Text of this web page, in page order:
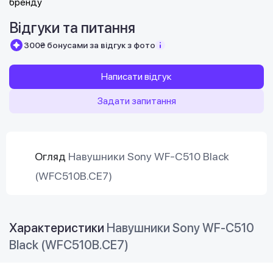
Відгуки та питання
300₴ бонусами за відгук з фото
Написати відгук
Задати запитання
Огляд Навушники Sony WF-C510 Black
(WFC510B.CE7)
Характеристики Навушники Sony WF-C510
Black (WFC510B.CE7)